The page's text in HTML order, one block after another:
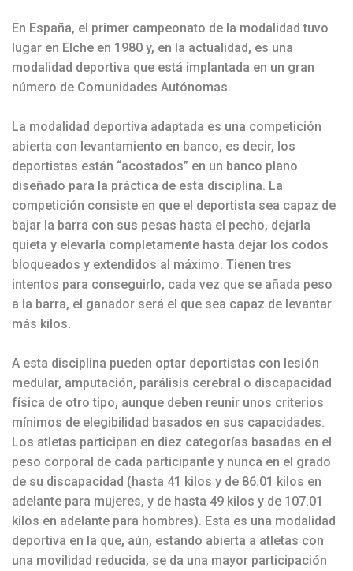
En España, el primer campeonato de la modalidad tuvo
lugar en Elche en 1980 y, en la actualidad, es una
modalidad deportiva que está implantada en un gran
número de Comunidades Autónomas.
La modalidad deportiva adaptada es una competición
abierta con levantamiento en banco, es decir, los
deportistas están “acostados” en un banco plano
diseñado para la práctica de esta disciplina. La
competición consiste en que el deportista sea capaz de
bajar la barra con sus pesas hasta el pecho, dejarla
quieta y elevarla completamente hasta dejar los codos
bloqueados y extendidos al máximo. Tienen tres
intentos para conseguirlo, cada vez que se añada peso
a la barra, el ganador será el que sea capaz de levantar
más kilos.
A esta disciplina pueden optar deportistas con lesión
medular, amputación, parálisis cerebral o discapacidad
física de otro tipo, aunque deben reunir unos criterios
mínimos de elegibilidad basados en sus capacidades.
Los atletas participan en diez categorías basadas en el
peso corporal de cada participante y nunca en el grado
de su discapacidad (hasta 41 kilos y de 86.01 kilos en
adelante para mujeres, y de hasta 49 kilos y de 107.01
kilos en adelante para hombres). Esta es una modalidad
deportiva en la que, aún, estando abierta a atletas con
una movilidad reducida, se da una mayor participación